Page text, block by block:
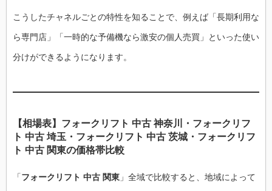
こうしたチャネルごとの特性を知ることで、例えば「長期利用な
ら専門店」「一時的な予備機なら激安の個人売買」といった使い
分けができるようになります。
【相場表】フォークリフト 中古 神奈川・フォークリフ
ト 中古 埼玉・フォークリフト 中古 茨城・フォークリフ
ト 中古 関東の価格帯比較
「フォークリフト 中古 関東 」全域で比較すると、地域によって